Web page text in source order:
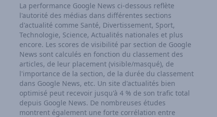
La performance Google News ci‑dessous reflète
l'autorité des médias dans différentes sections
d'actualité comme Santé, Divertissement, Sport,
Technologie, Science, Actualités nationales et plus
encore. Les scores de visibilité par section de Google
News sont calculés en fonction du classement des
articles, de leur placement (visible/masqué), de
l'importance de la section, de la durée du classement
dans Google News, etc. Un site d'actualités bien
optimisé peut recevoir jusqu'à 4 % de son trafic total
depuis Google News. De nombreuses études
montrent également une forte corrélation entre